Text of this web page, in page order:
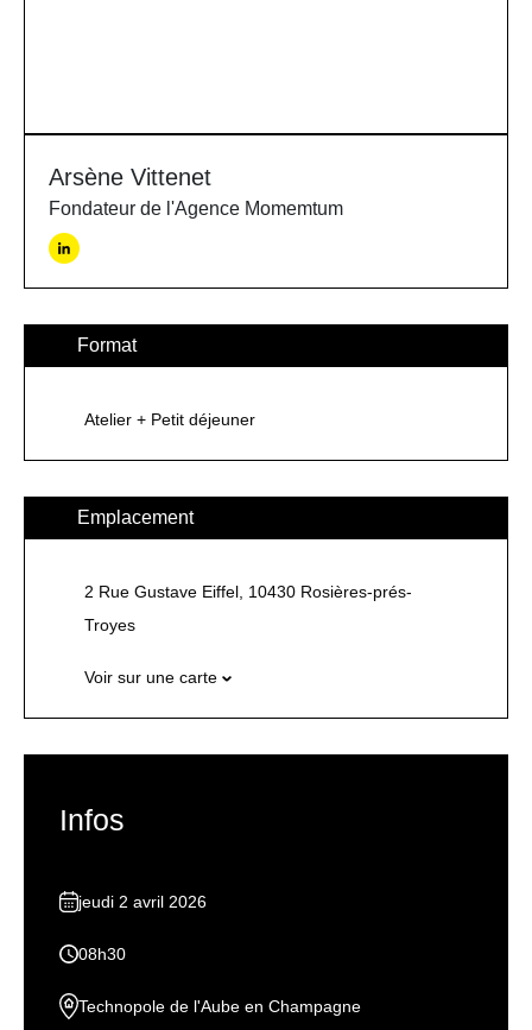
Arsène Vittenet
Fondateur de l'Agence Momemtum
Format
Atelier + Petit déjeuner
Emplacement
2 Rue Gustave Eiffel, 10430 Rosières-prés-
Troyes
Voir sur une carte
Infos
jeudi 2 avril 2026
08h30
Technopole de l'Aube en Champagne